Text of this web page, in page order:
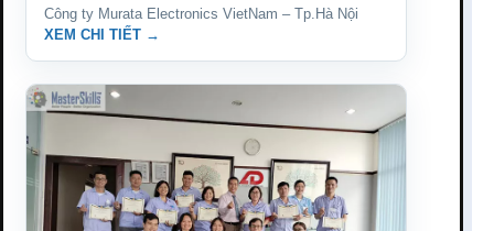
Công ty Murata Electronics VietNam – Tp.Hà Nội
XEM CHI TIẾT →